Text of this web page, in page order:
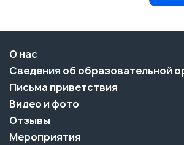
О нас
Сведения об образовательной
Письма приветствия
Видео и фото
Отзывы
Мероприятия